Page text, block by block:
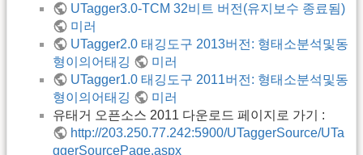
UTagger3.0-TCM 32비트 버전(유지보수 종료됨)
미러
UTagger2.0 태깅도구 2013버전: 형태소분석및동
형이의어태깅
미러
UTagger1.0 태깅도구 2011버전: 형태소분석및동
형이의어태깅
미러
유태거 오픈소스 2011 다운로드 페이지로 가기 :
http://203.250.77.242:5900/UTaggerSource/UTa
ggerSourcePage.aspx